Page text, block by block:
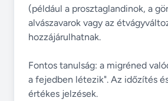
(például a prosztaglandinok, a
alvászavarok vagy az
hozzájárulhatnak.
Fontos tanulság: a migréned
a fejedben létezik". Az időzítés
értékes jelzések.